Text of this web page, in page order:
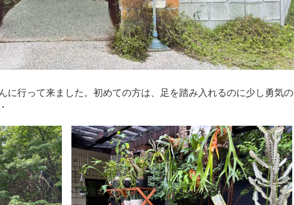
に行って来ました。初めての方は、足を踏み入れるのに少し勇気の